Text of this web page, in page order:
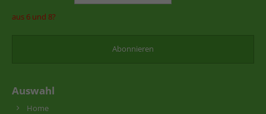
aus 6 und 8?
Auswahl
Home